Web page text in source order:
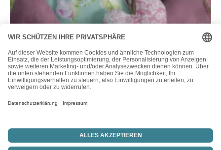
Dekoartikel
entzückende Stoffherzen – Pastelltöne – grün, rosa, weiß –
Dekoherzen – Herzen – #
2,45€–2,95€